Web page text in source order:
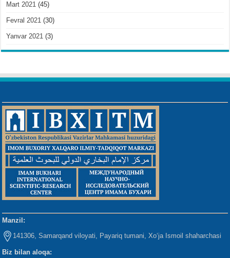
Mart 2021 (45)
Fevral 2021 (30)
Yanvar 2021 (3)
Manzil:
141306, Samarqand viloyati, Payariq tumani, Xo‘ja Ismoil shaharchasi
Biz bilan aloqa: